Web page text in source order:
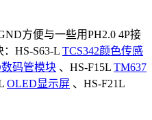
方便与一些用PH2.0 4P接
HS-S63-L TCS342颜色传感
码管模块 、HS-F15L TM637
OLED显示屏 、HS-F21L